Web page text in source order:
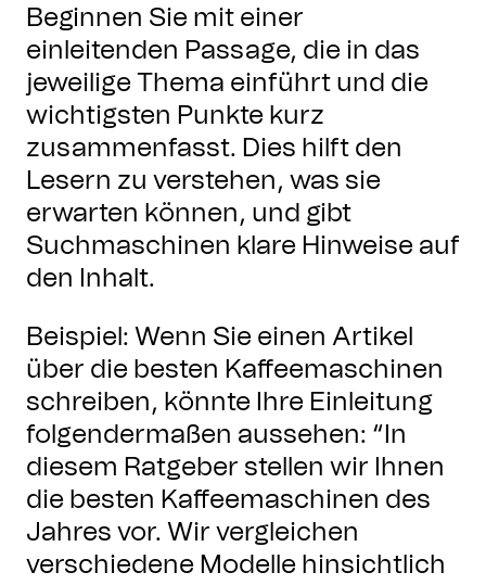
Beginnen Sie mit einer
einleitenden Passage, die in das
jeweilige Thema einführt und die
wichtigsten Punkte kurz
zusammenfasst. Dies hilft den
Lesern zu verstehen, was sie
erwarten können, und gibt
Suchmaschinen klare Hinweise auf
den Inhalt.
Beispiel: Wenn Sie einen Artikel
über die besten Kaffeemaschinen
schreiben, könnte Ihre Einleitung
folgendermaßen aussehen: “In
diesem Ratgeber stellen wir Ihnen
die besten Kaffeemaschinen des
Jahres vor. Wir vergleichen
verschiedene Modelle hinsichtlich